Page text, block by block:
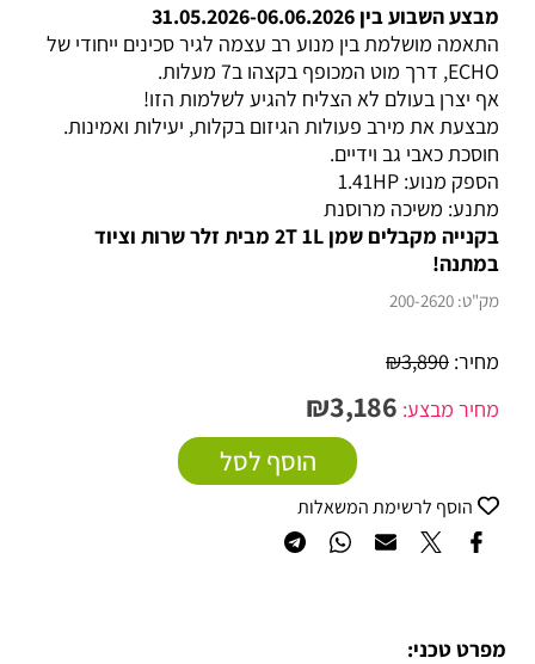
מבצע השבוע בין 31.05.2026-06.06.2026
התאמה מושלמת בין מנוע רב עצמה לגיר סכינים ייחודי של
ECHO, דרך מוט המכופף בקצהו ב7 מעלות.
אף יצרן בעולם לא הצליח להגיע לשלמות הזו!
מבצעת את מירב פעולות הגיזום בקלות, יעילות ואמינות.
חוסכת כאבי גב וידיים.
הספק מנוע: 1.41HP
מתנע: משיכה מרוסנת
בקנייה מקבלים שמן 2T 1L מבית זלר שרות וציוד
במתנה!
מק"ט: 200-2620
מחיר: ₪3,890
מחיר מבצע:
₪3,186
הוסף לסל
הוסף לרשימת המשאלות
מפרט טכני: